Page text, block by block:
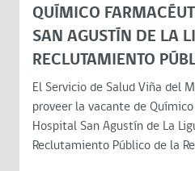
QUÍMICO
SAN AGUSTÍN DE LA
RECLUTAMIENTO
El Servicio de Salud Viña del
proveer la vacante de
Hospital San Agustín de La
Reclutamiento Público de la